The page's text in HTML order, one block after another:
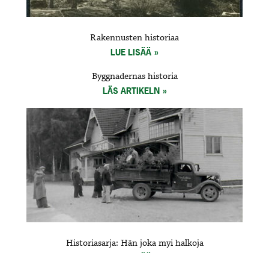
Rakennusten historiaa
LUE LISÄÄ
Byggnadernas historia
LÄS ARTIKELN
Historiasarja: Hän joka myi halkoja